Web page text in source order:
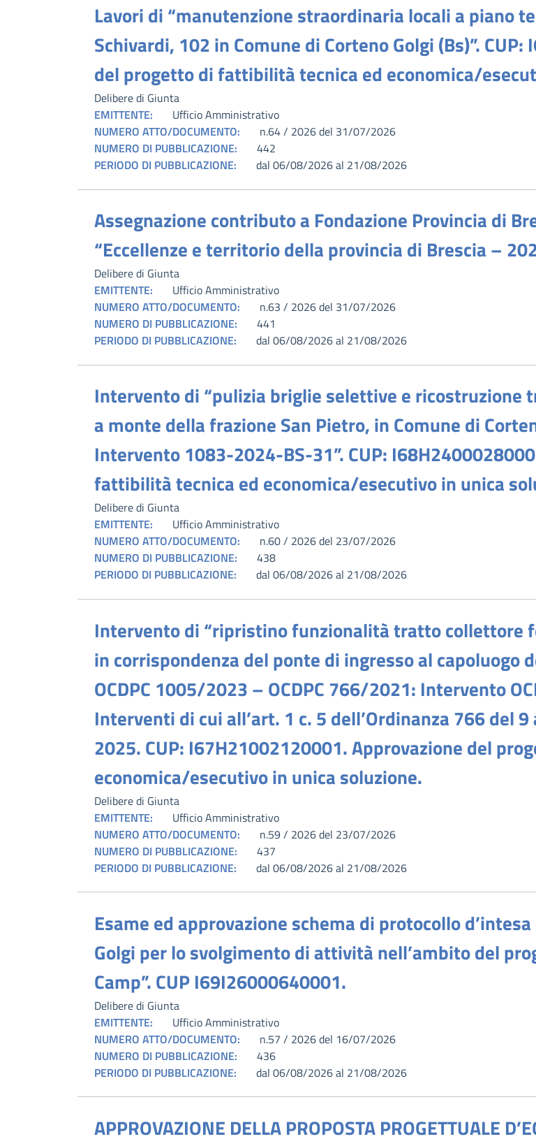
Lavori di “manutenzione straordinaria locali a piano
Schivardi, 102 in Comune di Corteno Golgi (Bs)”.
del progetto di fattibilità tecnica ed economica/
Delibere di Giunta
EMITTENTE:
Ufficio Amministrativo
NUMERO ATTO/DOCUMENTO:
n.64 / 2026 del 31/07/2026
NUMERO DI PUBBLICAZIONE:
442
PERIODO DI PUBBLICAZIONE:
dal 06/08/2026 al 21/08/2026
Assegnazione contributo a Fondazione Provincia di
“Eccellenze e territorio della provincia di Brescia –
Delibere di Giunta
EMITTENTE:
Ufficio Amministrativo
NUMERO ATTO/DOCUMENTO:
n.63 / 2026 del 31/07/2026
NUMERO DI PUBBLICAZIONE:
441
PERIODO DI PUBBLICAZIONE:
dal 06/08/2026 al 21/08/2026
Intervento di “pulizia briglie selettive e
a monte della frazione San Pietro, in Comune di
Intervento 1083-2024-BS-31”. CUP:
fattibilità tecnica ed economica/esecutivo in unica
Delibere di Giunta
EMITTENTE:
Ufficio Amministrativo
NUMERO ATTO/DOCUMENTO:
n.60 / 2026 del 23/07/2026
NUMERO DI PUBBLICAZIONE:
438
PERIODO DI PUBBLICAZIONE:
dal 06/08/2026 al 21/08/2026
Intervento di “ripristino funzionalità tratto collettore
in corrispondenza del ponte di ingresso al capoluogo
OCDPC 1005/2023 – OCDPC 766/2021: Intervento
Interventi di cui all’art. 1 c. 5 dell’Ordinanza 766 del
2025. CUP: I67H21002120001. Approvazione del
economica/esecutivo in unica soluzione.
Delibere di Giunta
EMITTENTE:
Ufficio Amministrativo
NUMERO ATTO/DOCUMENTO:
n.59 / 2026 del 23/07/2026
NUMERO DI PUBBLICAZIONE:
437
PERIODO DI PUBBLICAZIONE:
dal 06/08/2026 al 21/08/2026
Esame ed approvazione schema di protocollo
Golgi per lo svolgimento di attività nell’ambito del
Camp”. CUP I69I26000640001.
Delibere di Giunta
EMITTENTE:
Ufficio Amministrativo
NUMERO ATTO/DOCUMENTO:
n.57 / 2026 del 16/07/2026
NUMERO DI PUBBLICAZIONE:
436
PERIODO DI PUBBLICAZIONE:
dal 06/08/2026 al 21/08/2026
APPROVAZIONE DELLA PROPOSTA PROGETTUALE